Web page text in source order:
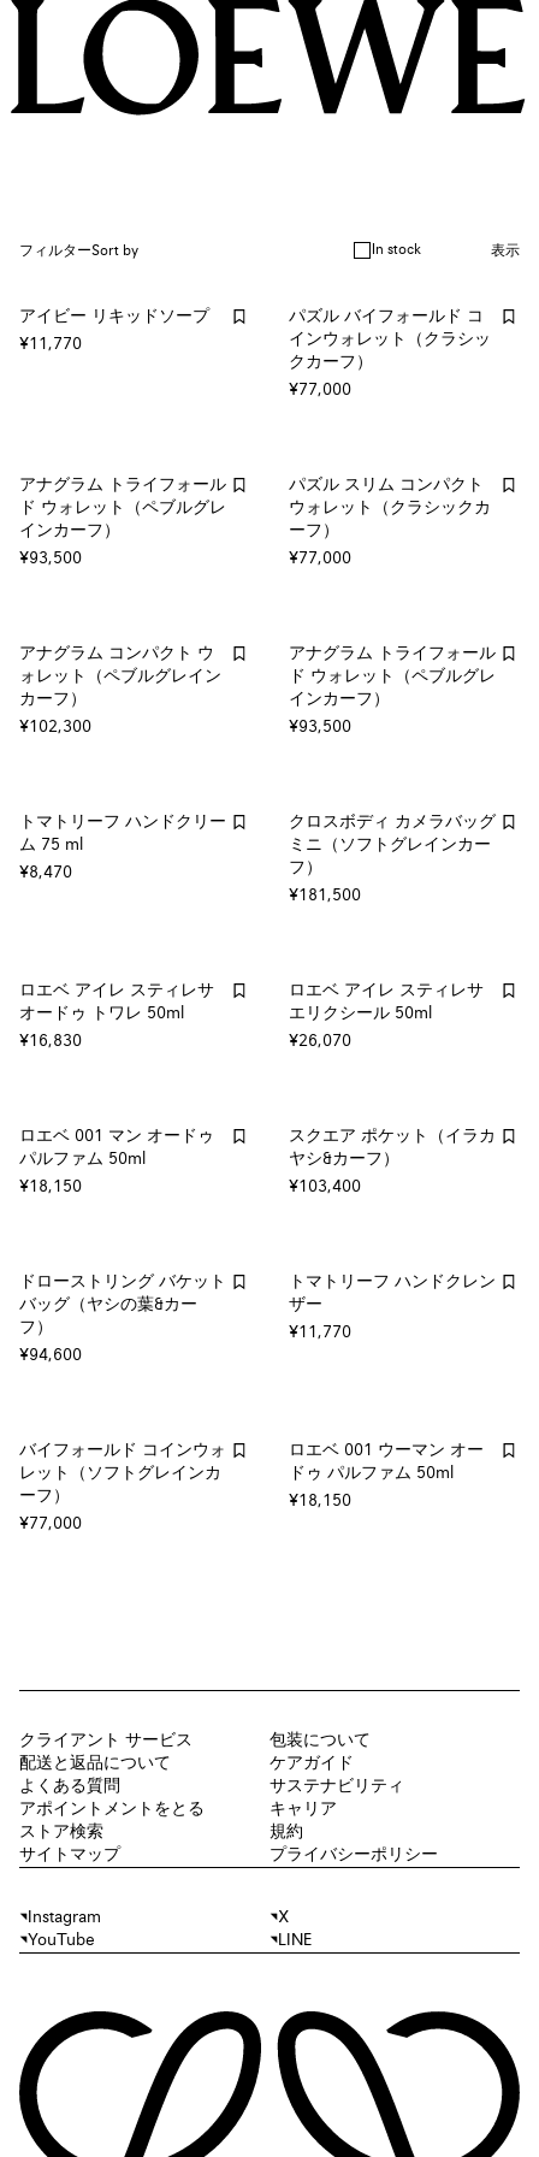
フィルターSort by In stock 表示
アイビー リキッドソープ
¥11,770
パズル バイフォールド コ
インウォレット（クラシッ
クカーフ）
¥77,000
アナグラム トライフォール
ド ウォレット（ペブルグレ
インカーフ）
¥93,500
パズル スリム コンパクト
ウォレット（クラシックカ
ーフ）
¥77,000
アナグラム コンパクト ウ
ォレット（ペブルグレイン
カーフ）
¥102,300
アナグラム トライフォール
ド ウォレット（ペブルグレ
インカーフ）
¥93,500
トマトリーフ ハンドクリー
ム 75 ml
¥8,470
クロスボディ カメラバッグ
ミニ（ソフトグレインカー
フ）
¥181,500
ロエベ アイレ スティレサ
オードゥ トワレ 50ml
¥16,830
ロエベ アイレ スティレサ
エリクシール 50ml
¥26,070
ロエベ 001 マン オードゥ
パルファム 50ml
¥18,150
スクエア ポケット（イラカ
ヤシ&カーフ）
¥103,400
ドローストリング バケット
バッグ（ヤシの葉&カー
フ）
¥94,600
トマトリーフ ハンドクレン
ザー
¥11,770
バイフォールド コインウォ
レット（ソフトグレインカ
ーフ）
¥77,000
ロエベ 001 ウーマン オー
ドゥ パルファム 50ml
¥18,150
クライアント サービス
配送と返品について
よくある質問
アポイントメントをとる
ストア検索
サイトマップ
包装について
ケアガイド
サステナビリティ
キャリア
規約
プライバシーポリシー
Instagram
X
YouTube
LINE